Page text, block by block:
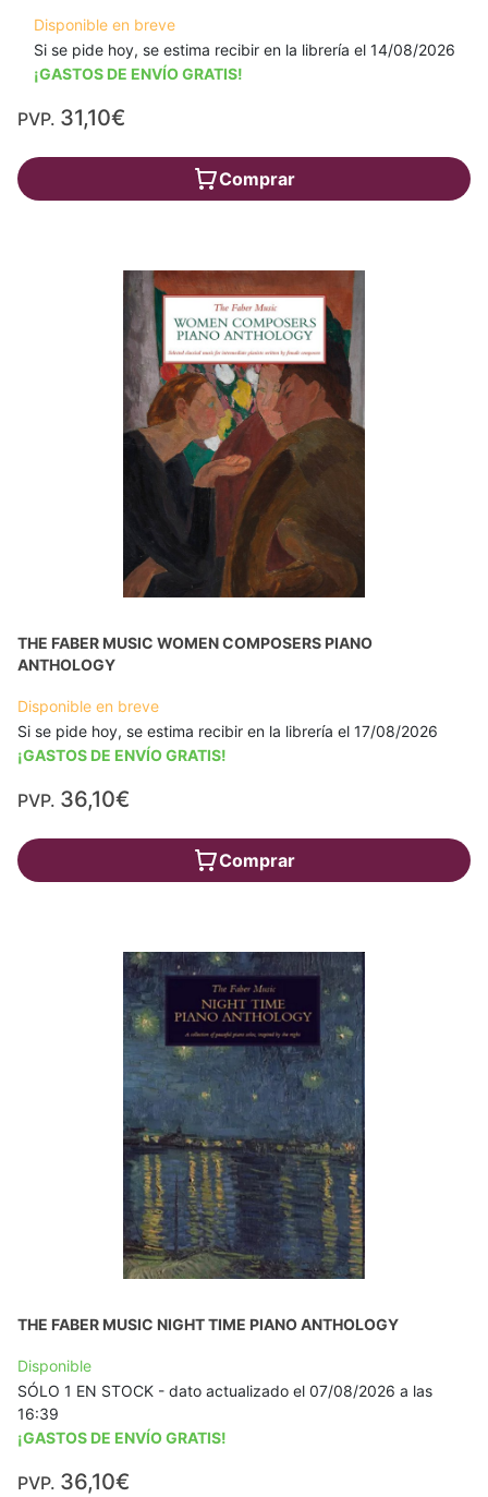
Disponible en breve
Si se pide hoy, se estima recibir en la librería el 14/08/2026
¡GASTOS DE ENVÍO GRATIS!
PVP. 31,10€
Comprar
THE FABER MUSIC WOMEN COMPOSERS PIANO
ANTHOLOGY
Disponible en breve
Si se pide hoy, se estima recibir en la librería el 17/08/2026
¡GASTOS DE ENVÍO GRATIS!
PVP. 36,10€
Comprar
THE FABER MUSIC NIGHT TIME PIANO ANTHOLOGY
Disponible
SÓLO 1 EN STOCK - dato actualizado el 07/08/2026 a las
16:39
¡GASTOS DE ENVÍO GRATIS!
PVP. 36,10€